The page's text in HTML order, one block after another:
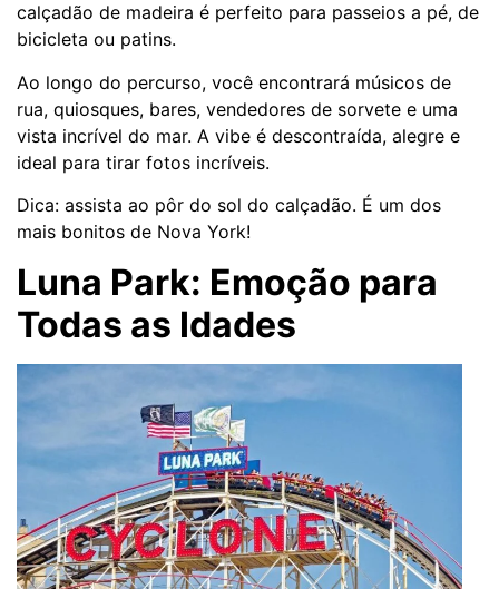
calçadão de madeira é perfeito para passeios a pé, de
bicicleta ou patins.
Ao longo do percurso, você encontrará músicos de
rua, quiosques, bares, vendedores de sorvete e uma
vista incrível do mar. A vibe é descontraída, alegre e
ideal para tirar fotos incríveis.
Dica: assista ao pôr do sol do calçadão. É um dos
mais bonitos de Nova York!
Luna Park: Emoção para
Todas as Idades